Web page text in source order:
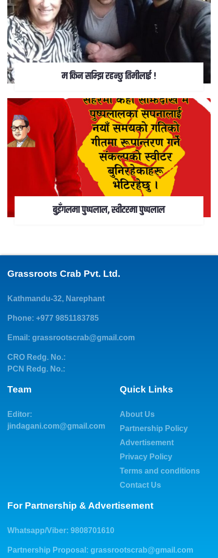
म किन सम्झि रहन्छु तिमीलाई !
बुइँगलमा पुष्पलाल, स्वीटरमा पुष्पलाल
Grassroots Crab Pvt. Ltd.
Kathmandu-32, Narephant
Phone: +977 9851183785
Email: grassrootscrab@gmail.com
CRO Redg. No.:
PCN Redg. No.:
Team
Editor:
jindagani.com@gmail.com
Quick Links
About Us
Partnership Policy
Advertisement
Privacy Policy
Terms and conditions
Contact Us
For Partnership & Advertisement
Whatsapp/Viber: 9808701610
Partnership Proposal: grassrootscrab@gmail.com